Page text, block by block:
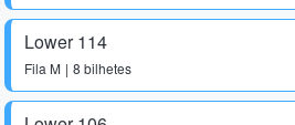
Lower 114
Fila M 8 bilhetes